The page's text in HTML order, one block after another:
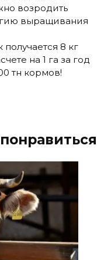
возродить
выращивания
получается 8 кг
на 1 га за год
тн кормов!